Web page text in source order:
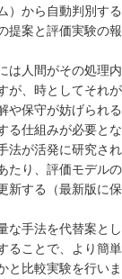
）から自動判別する
提案と評価実験の報
は人間がその処理内
が、時としてそれが
や保守が妨げられる
る仕組みが必要とな
法が活発に研究され
たり、評価モデルの
新する（最新版に保
な手法を代替案とし
ることで、より簡単
と比較実験を行いま